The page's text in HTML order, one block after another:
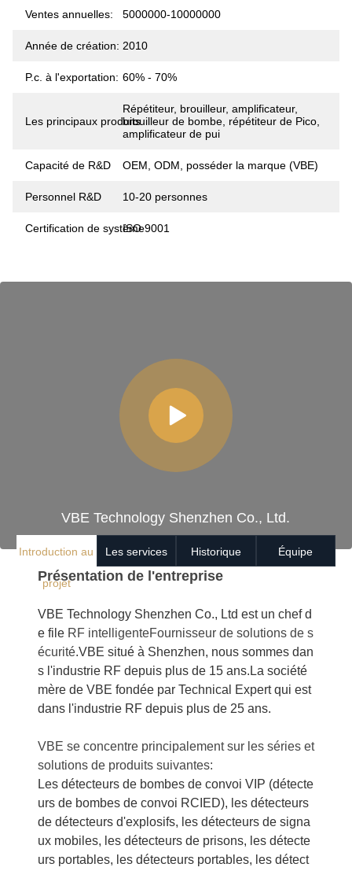
Ventes annuelles: 5000000-10000000
Année de création: 2010
P.c. à l'exportation: 60% - 70%
Les principaux produits
Répétiteur, brouilleur, amplificateur,
brouilleur de bombe, répétiteur de Pico,
amplificateur de pui
Capacité de R&D OEM, ODM, posséder la marque (VBE)
Personnel R&D 10-20 personnes
Certification de systèmeISO 9001
VBE Technology Shenzhen Co., Ltd.
Introduction au
projet
Les services Historique Équipe
Présentation de l'entreprise
VBE Technology Shenzhen Co., Ltd est un chef d
e file RF intelligenteFournisseur de solutions de s
écurité.VBE situé à Shenzhen, nous sommes dan
s l'industrie RF depuis plus de 15 ans. La société
mère de VBE fondée par Technical Expert qui est
dans l'industrie RF depuis plus de 25 ans.
VBE se concentre principalement sur les séries et
solutions de produits suivantes:
Les détecteurs de bombes de convoi VIP (détecte
urs de bombes de convoi RCIED), les détecteurs
de détecteurs d'explosifs, les détecteurs de signa
ux mobiles, les détecteurs de prisons, les détecte
urs portables, les détecteurs portables, les détect